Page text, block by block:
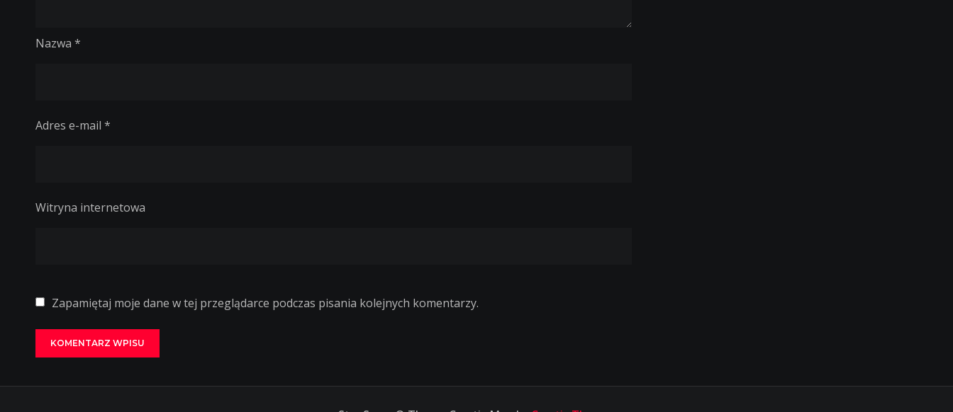
Nazwa *
Adres e-mail *
Witryna internetowa
Zapamiętaj moje dane w tej przeglądarce podczas pisania kolejnych komentarzy.